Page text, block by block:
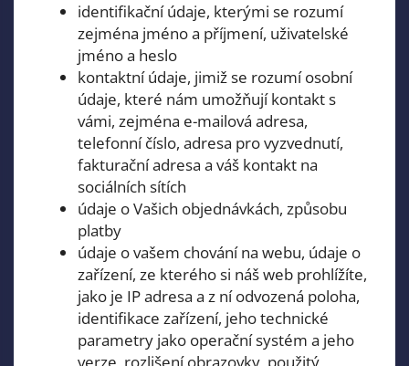
identifikační údaje, kterými se rozumí
zejména jméno a příjmení, uživatelské
jméno a heslo
kontaktní údaje, jimiž se rozumí osobní
údaje, které nám umožňují kontakt s
vámi, zejména e-mailová adresa,
telefonní číslo, adresa pro vyzvednutí,
fakturační adresa a váš kontakt na
sociálních sítích
údaje o Vašich objednávkách, způsobu
platby
údaje o vašem chování na webu, údaje o
zařízení, ze kterého si náš web prohlížíte,
jako je IP adresa a z ní odvozená poloha,
identifikace zařízení, jeho technické
parametry jako operační systém a jeho